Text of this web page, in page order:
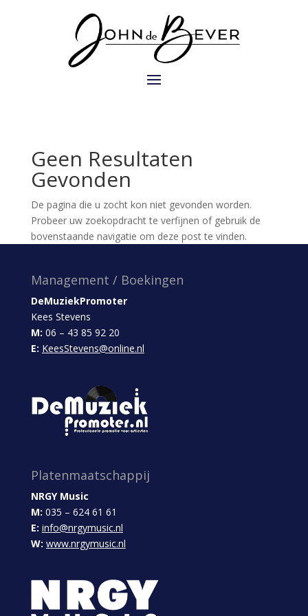
Geen Resultaten
Gevonden
De pagina die u zocht kon niet gevonden worden.
Probeer uw zoekopdracht te verfijnen of gebruik de
bovenstaande navigatie om deze post te vinden.
Management / Boekingen
DeMuziekPromoter
Kees Stevens
M: 06 – 43 85 92 20
E: KeesStevens@online.nl
Platenmaatschappij
NRGY Music
M: 035 – 624 61 61
E: info@nrgymusic.nl
W: www.nrgymusic.nl